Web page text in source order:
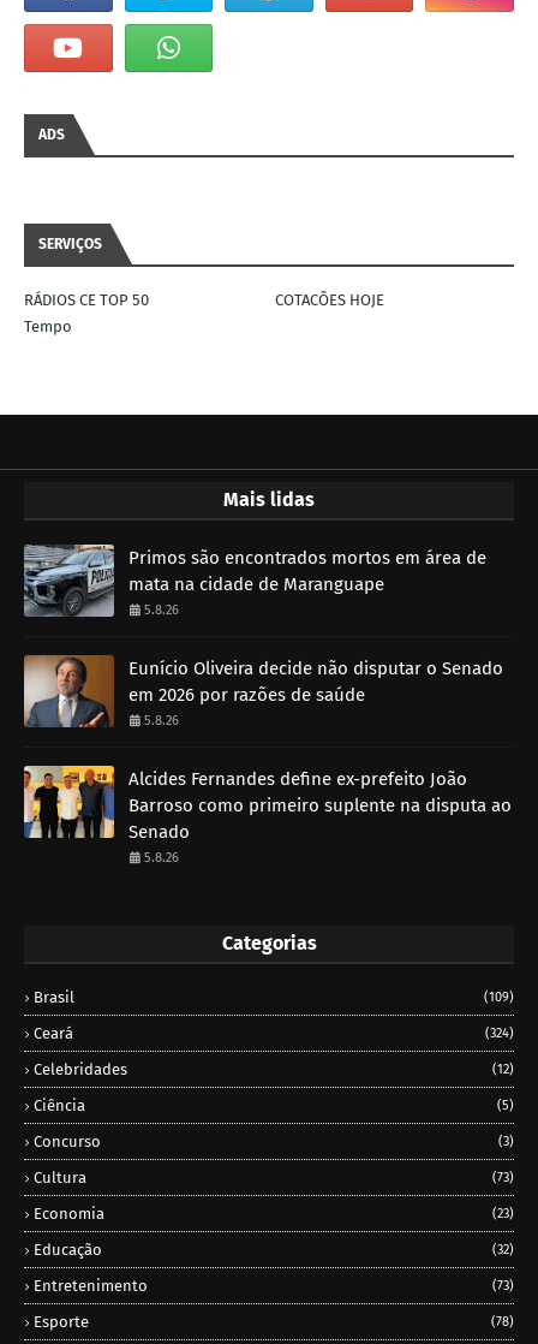
ADS
SERVIÇOS
RÁDIOS CE TOP 50
COTACÕES HOJE
Tempo
Mais lidas
Primos são encontrados mortos em área de
mata na cidade de Maranguape
5.8.26
Eunício Oliveira decide não disputar o Senado
em 2026 por razões de saúde
5.8.26
Alcides Fernandes define ex-prefeito João
Barroso como primeiro suplente na disputa ao
Senado
5.8.26
Categorias
Brasil (109)
Ceará (324)
Celebridades (12)
Ciência (5)
Concurso (3)
Cultura (73)
Economia (23)
Educação (32)
Entretenimento (73)
Esporte (78)